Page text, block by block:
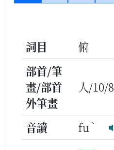
詞目
俯
部首/筆
畫/部首
外筆畫
人/10/8
音讀 fu ˋ